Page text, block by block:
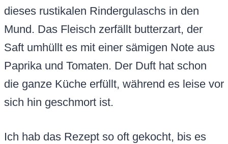
dieses rustikalen Rindergulaschs in den
Mund. Das Fleisch zerfällt butterzart, der
Saft umhüllt es mit einer sämigen Note aus
Paprika und Tomaten. Der Duft hat schon
die ganze Küche erfüllt, während es leise vor
sich hin geschmort ist.
Ich hab das Rezept so oft gekocht, bis es